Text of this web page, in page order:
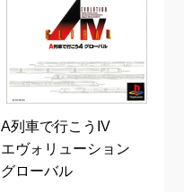
A列車で行こうIV
エヴォリューション
グローバル